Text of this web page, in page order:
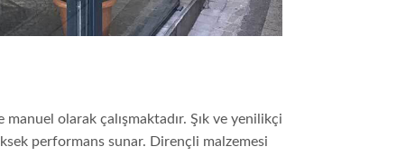
manuel olarak çalışmaktadır. Şık ve yenilikçi
performans sunar. Dirençli malzemesi